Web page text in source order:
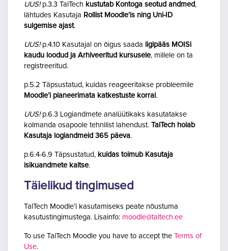
UUS!p.3.3 TalTech kustutab Kontoga seotud andmed,
lähtudes Kasutaja Rollist Moodle’is ning Uni-ID
sulgemise ajast.
UUS!p.4.10 Kasutajal on õigus saada ligipääs MOISi
kaudu loodud ja Arhiveeritud kursusele, millele on ta
registreeritud.
p.5.2 Täpsustatud, kuidas reageeritakse probleemile
Moodle’i planeerimata katkestuste korral .
UUS!p.6.3 Logiandmete analüütikaks kasutatakse
kolmanda osapoole tehnilist lahendust. TalTech hoiab
Kasutaja logiandmeid 365 päeva.
p.6.4-6.9 Täpsustatud, kuidas toimub Kasutaja
isikuandmete kaitse.
Täielikud tingimused
TalTech Moodle’i kasutamiseks peate nõustuma
kasutustingimustega. Lisainfo: moodle@taltech.ee
To use TalTech Moodle you have to accept the Terms of
Use.